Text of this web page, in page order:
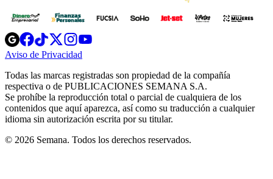
Opens
in
new
Opens
in
new
Opens
in
new
window
Opens
new
windowwindow
Aviso de Privacidad
new
window
Todas las marcas registradas son propiedad de la compañía
respectiva o de PUBLICACIONES SEMANA S.A.
Se prohíbe la reproducción total o parcial de cualquiera de los
contenidos que aquí aparezca, así como su traducción a cualquier
idioma sin autorización escrita por su titular.
© 2026 Semana. Todos los derechos reservados.